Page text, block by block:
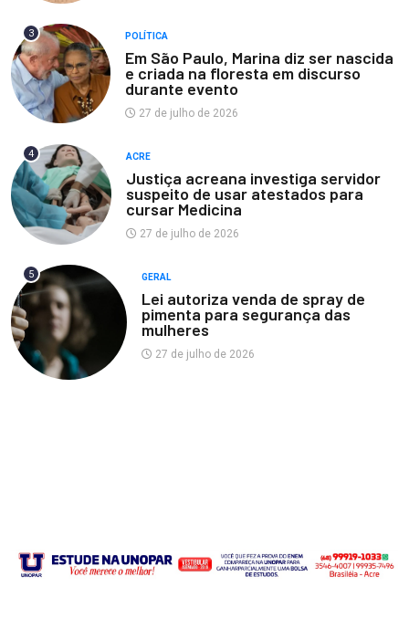
3 POLÍTICA
Em São Paulo, Marina diz ser nascida
e criada na floresta em discurso
durante evento
27 de julho de 2026
4 ACRE
Justiça acreana investiga servidor
suspeito de usar atestados para
cursar Medicina
27 de julho de 2026
5 GERAL
Lei autoriza venda de spray de
pimenta para segurança das
mulheres
27 de julho de 2026